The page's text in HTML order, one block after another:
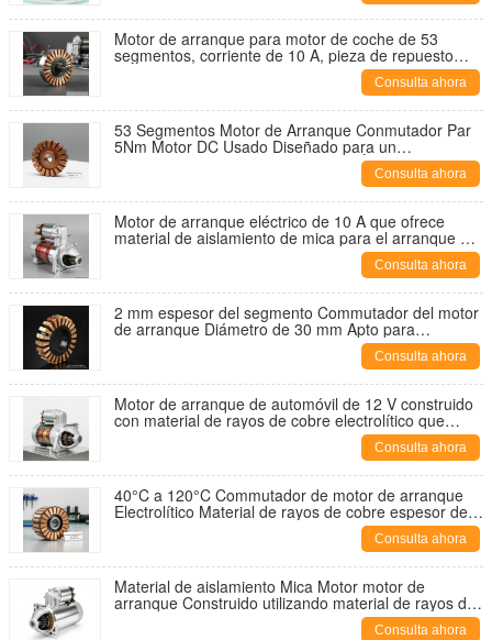
Motor de arranque para motor de coche de 53
segmentos, corriente de 10 A, pieza de repuesto
duradera para aplicaciones automotricesConsulta ahora
53 Segmentos Motor de Arranque Conmutador Par
5Nm Motor DC Usado Diseñado para un
Funcionamiento Suave y una Vida Útil Prolongada
Consulta ahora
Motor de arranque eléctrico de 10 A que ofrece
material de aislamiento de mica para el arranque de
motores en aplicaciones industriales Consulta ahora
2 mm espesor del segmento Commutador del motor
de arranque Diámetro de 30 mm Apto para
temperaturas de menos 40 a 120 grados Celsius
Consulta ahora
Motor de arranque de automóvil de 12 V construido
con material de rayos de cobre electrolítico que
garantiza un funcionamiento y una eficiencia
Consulta ahora
40°C a 120°C Commutador de motor de arranque
Electrolítico Material de rayos de cobre espesor del
segmento 2 mm Rendimiento duraderoConsulta ahora
Material de aislamiento Mica Motor motor de
arranque Construido utilizando material de rayos de
cobre electrolíticos que aseguran la ignición del
Consulta ahora